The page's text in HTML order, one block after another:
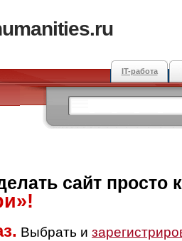
IT-работа
сайт просто
Выбрать и